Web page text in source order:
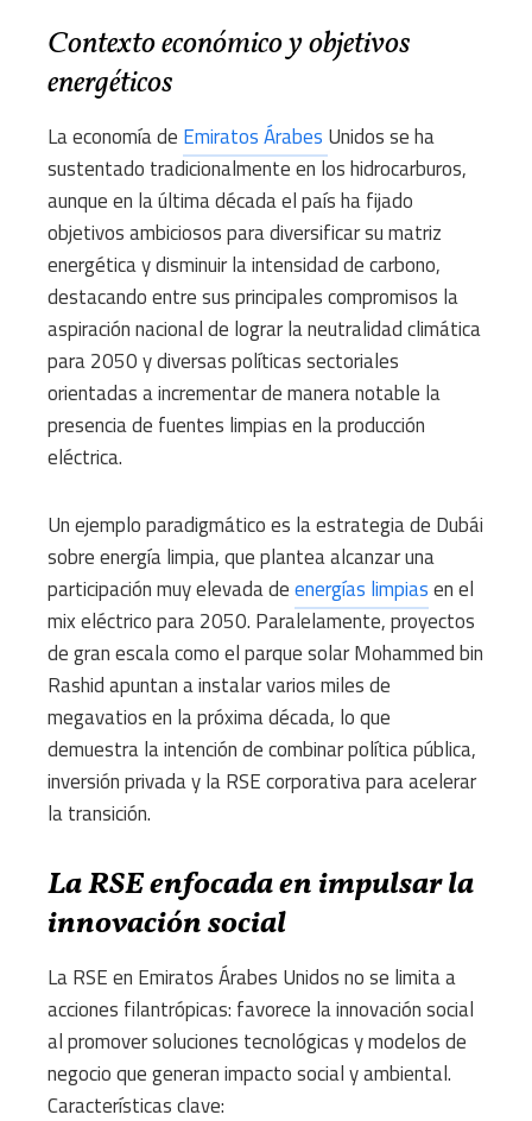
Contexto económico y objetivos
energéticos
La economía de Emiratos Árabes Unidos se ha
sustentado tradicionalmente en los hidrocarburos,
aunque en la última década el país ha fijado
objetivos ambiciosos para diversificar su matriz
energética y disminuir la intensidad de carbono,
destacando entre sus principales compromisos la
aspiración nacional de lograr la neutralidad climática
para 2050 y diversas políticas sectoriales
orientadas a incrementar de manera notable la
presencia de fuentes limpias en la producción
eléctrica.
Un ejemplo paradigmático es la estrategia de Dubái
sobre energía limpia, que plantea alcanzar una
participación muy elevada deenergías limpiasen el
mix eléctrico para 2050. Paralelamente, proyectos
de gran escala como el parque solar Mohammed bin
Rashid apuntan a instalar varios miles de
megavatios en la próxima década, lo que
demuestra la intención de combinar política pública,
inversión privada y la RSE corporativa para acelerar
la transición.
La RSE enfocada en impulsar la
innovación social
La RSE en Emiratos Árabes Unidos no se limita a
acciones filantrópicas: favorece la innovación social
al promover soluciones tecnológicas y modelos de
negocio que generan impacto social y ambiental.
Características clave: